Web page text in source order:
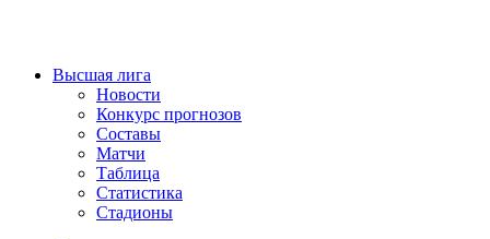
Высшая лига
Новости
Конкурс прогнозов
Составы
Матчи
Таблица
Статистика
Стадионы